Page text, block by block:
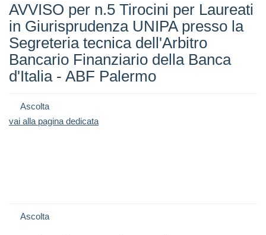
AVVISO per n.5 Tirocini per Laureati
in Giurisprudenza UNIPA presso la
Segreteria tecnica dell'Arbitro
Bancario Finanziario della Banca
d'Italia - ABF Palermo
Ascolta
vai alla pagina dedicata
Ascolta